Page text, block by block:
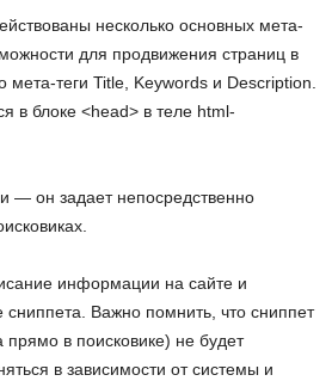
несколько основных мета-
для продвижения страниц в
мета-теги Title, Keywords и Description.
в блоке <head> в теле html-
— он задает непосредственно
информации на сайте и
сниппета. Важно помнить, что сниппет
прямо в поисковике) не будет
в зависимости от системы и